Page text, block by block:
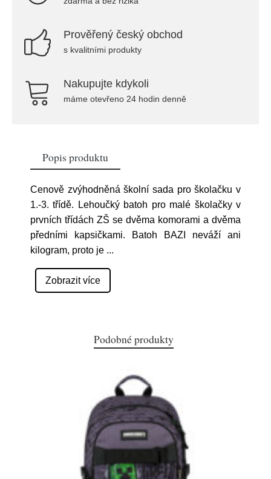
Prověřený český obchod
s kvalitními produkty
Nakupujte kdykoli
máme otevřeno 24 hodin denně
Popis produktu
Cenově zvýhodněná školní sada pro školačku v
1.-3. třídě. Lehoučký batoh pro malé školačky v
prvních třídách ZŠ se dvěma komorami a dvěma
předními kapsičkami. Batoh BAZI neváží ani
kilogram, proto je ...
Zobrazit více
Podobné produkty